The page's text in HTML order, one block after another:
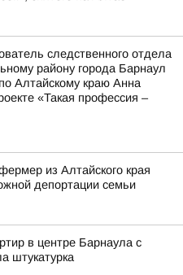
следственного отдела
району города Барнаул
Алтайскому краю Анна
«Такая профессия –
из Алтайского края
депортации семьи
в центре Барнаула с
штукатурка